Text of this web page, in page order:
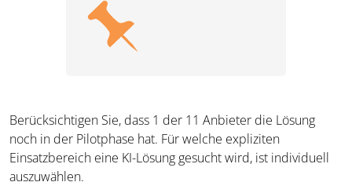
Berücksichtigen Sie, dass 1 der 11 Anbieter die Lösung
noch in der Pilotphase hat. Für welche expliziten
Einsatzbereich eine KI-Lösung gesucht wird, ist individuell
auszuwählen.